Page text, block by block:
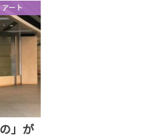
アート
」が